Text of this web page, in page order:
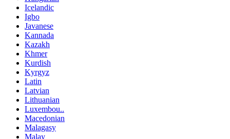
Icelandic
Igbo
Javanese
Kannada
Kazakh
Khmer
Kurdish
Kyrgyz
Latin
Latvian
Lithuanian
Luxembou..
Macedonian
Malagasy
Malay